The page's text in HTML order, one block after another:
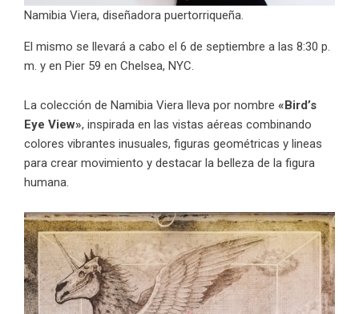
Namibia Viera, diseñadora puertorriqueña.
El mismo se llevará a cabo el 6 de septiembre a las 8:30 p.
m. y en Pier 59 en Chelsea, NYC.
La colección de Namibia Viera lleva por nombre «Bird’s
Eye View», inspirada en las vistas aéreas combinando
colores vibrantes inusuales, figuras geométricas y lineas
para crear movimiento y destacar la belleza de la figura
humana.